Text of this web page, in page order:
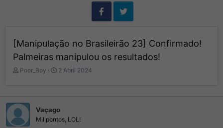
[Manipulação no Brasileirão 23] Confirmado!
Palmeiras manipulou os resultados!
I
i
a
d
Poor_Boy
D
e
I
2 Abril 2024
Vaçago
Mil pontos, LOL!